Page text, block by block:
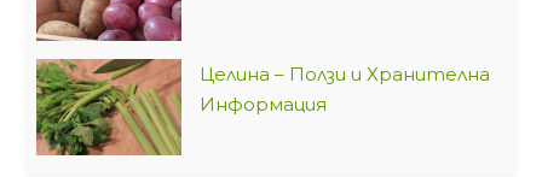
Целина – Ползи и Хранителна
Информация